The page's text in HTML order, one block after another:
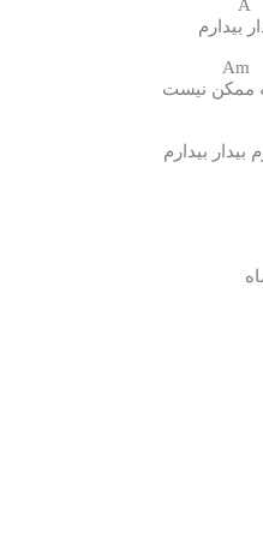
بیدارم
نه ممکن نیست
بیدار بیدارم